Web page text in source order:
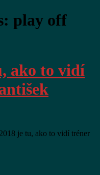
play off
ako to vidí
je tu, ako to vidí tréner